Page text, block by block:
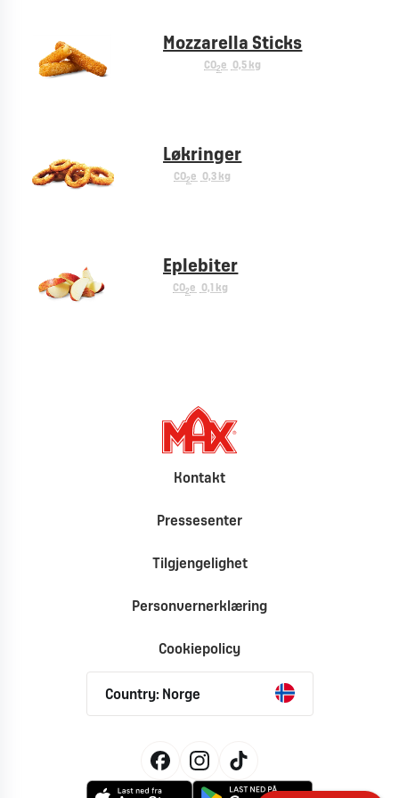
Mozzarella Sticks
CO2e 0,5 kg
Løkringer
CO2e 0,3 kg
Eplebiter
CO2e 0,1 kg
Kontakt
Pressesenter
Tilgjengelighet
Personvernerklæring
Cookiepolicy
Country: Norge